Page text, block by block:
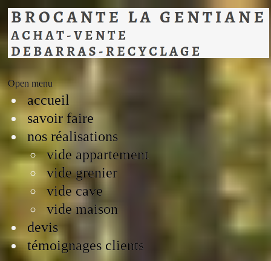
Open menu
accueil
savoir faire
nos réalisations
vide appartement
vide grenier
vide cave
vide maison
devis
témoignages clients